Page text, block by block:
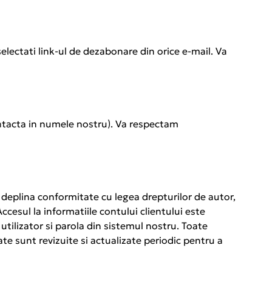
link-ul de dezabonare din orice e-mail. Va
in numele nostru). Va respectam
conformitate cu legea drepturilor de autor,
la informatiile contului clientului este
si parola din sistemul nostru. Toate
sunt revizuite si actualizate periodic pentru a